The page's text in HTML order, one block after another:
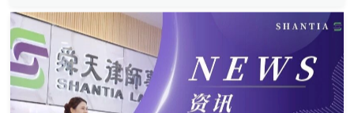
题研讨凝聚发展共识，全方位...